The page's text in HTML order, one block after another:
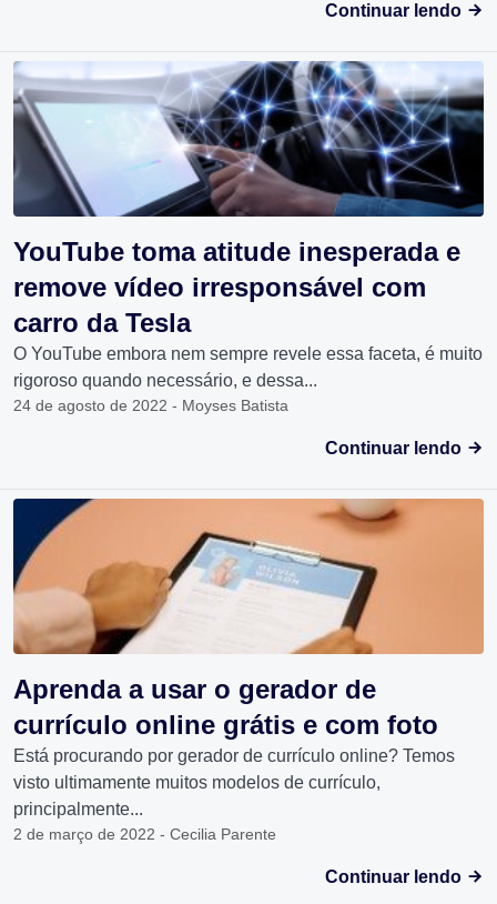
Continuar lendo
YouTube toma atitude inesperada e
remove vídeo irresponsável com
carro da Tesla
O YouTube embora nem sempre revele essa faceta, é muito
rigoroso quando necessário, e dessa...
24 de agosto de 2022 - Moyses Batista
Continuar lendo
Aprenda a usar o gerador de
currículo online grátis e com foto
Está procurando por gerador de currículo online? Temos
visto ultimamente muitos modelos de currículo,
principalmente...
2 de março de 2022 - Cecilia Parente
Continuar lendo